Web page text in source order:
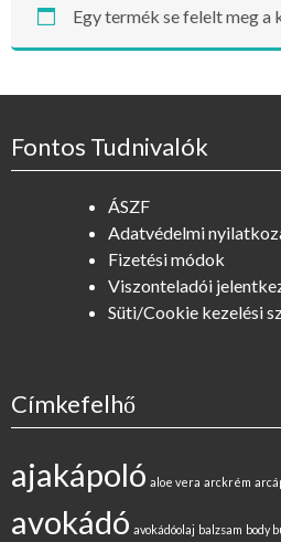
Egy termék se felelt meg a
Fontos Tudnivalók
ÁSZF
Adatvédelmi
Fizetési módok
Viszonteladói
Süti/Cookie kezelési
Címkefelhő
ajakápoló aloe vera arckrém
avokádó avokádóolaj balzsam body